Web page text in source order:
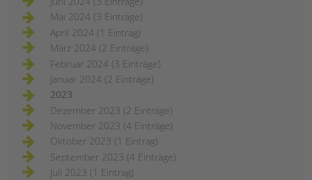
Mai 2024 (3 Einträge)
April 2024 (1 Eintrag)
März 2024 (2 Einträge)
Februar 2024 (3 Einträge)
Januar 2024 (2 Einträge)
2023
Dezember 2023 (2 Einträge)
November 2023 (4 Einträge)
Oktober 2023 (1 Eintrag)
September 2023 (4 Einträge)
Juli 2023 (1 Eintrag)